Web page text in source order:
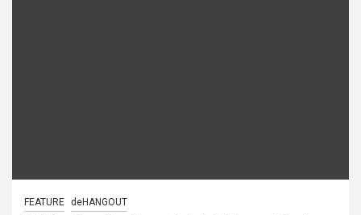
FEATURE deHANGOUT